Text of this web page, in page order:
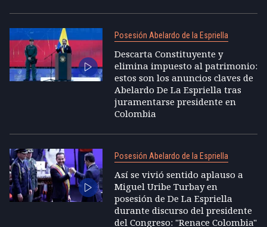
Posesión Abelardo de la Espriella
Descarta Constituyente y
elimina impuesto al patrimonio:
estos son los anuncios claves de
Abelardo De La Espriella tras
juramentarse presidente en
Colombia
Posesión Abelardo de la Espriella
Así se vivió sentido aplauso a
Miguel Uribe Turbay en
posesión de De La Espriella
durante discurso del presidente
del Congreso: "Renace Colombia"